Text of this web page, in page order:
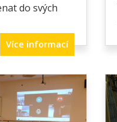
do svých
Více informací